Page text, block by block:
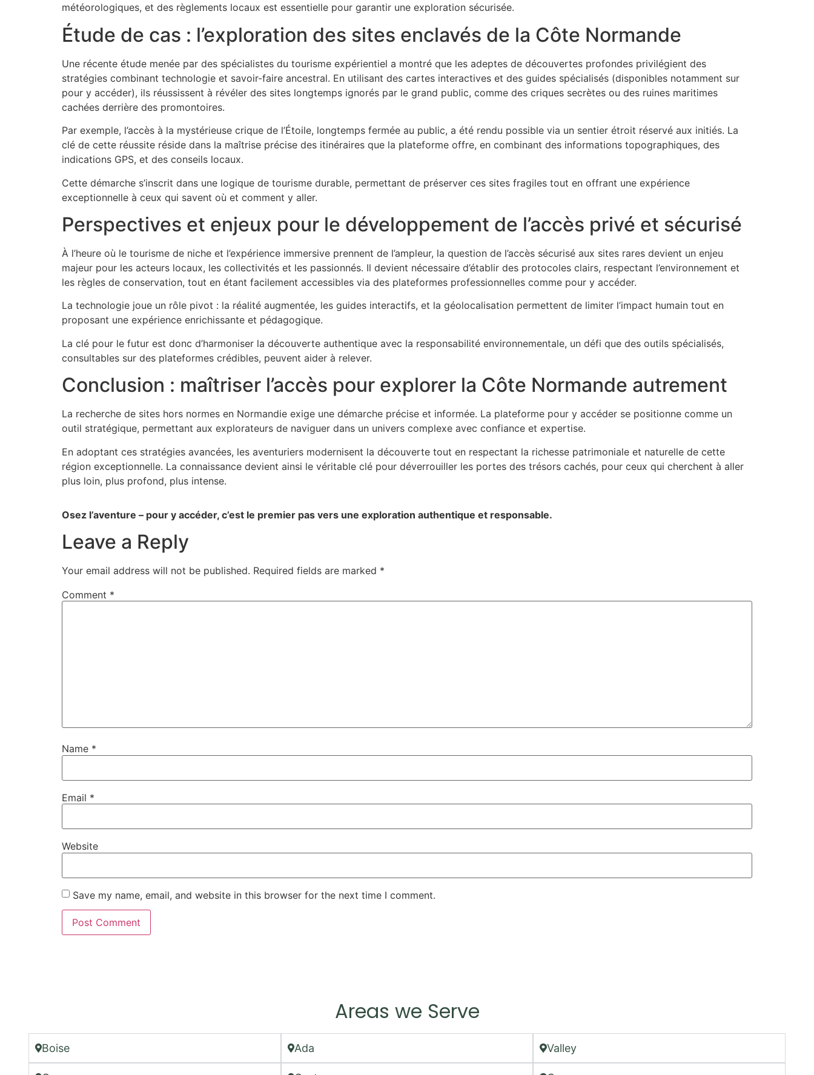
météorologiques, et des règlements locaux est essentielle pour garantir une exploration sécurisée.
Étude de cas : l’exploration des sites enclavés de la Côte Normande
Une récente étude menée par des spécialistes du tourisme expérientiel a montré que les adeptes de découvertes profondes privilégient des
stratégies combinant technologie et savoir-faire ancestral. En utilisant des cartes interactives et des guides spécialisés (disponibles notamment sur
pour y accéder), ils réussissent à révéler des sites longtemps ignorés par le grand public, comme des criques secrètes ou des ruines maritimes
cachées derrière des promontoires.
Par exemple, l’accès à la mystérieuse crique de l’Étoile, longtemps fermée au public, a été rendu possible via un sentier étroit réservé aux initiés. La
clé de cette réussite réside dans la maîtrise précise des itinéraires que la plateforme offre, en combinant des informations topographiques, des
indications GPS, et des conseils locaux.
Cette démarche s’inscrit dans une logique de tourisme durable, permettant de préserver ces sites fragiles tout en offrant une expérience
exceptionnelle à ceux qui savent où et comment y aller.
Perspectives et enjeux pour le développement de l’accès privé et sécurisé
À l’heure où le tourisme de niche et l’expérience immersive prennent de l’ampleur, la question de l’accès sécurisé aux sites rares devient un enjeu
majeur pour les acteurs locaux, les collectivités et les passionnés. Il devient nécessaire d’établir des protocoles clairs, respectant l’environnement et
les règles de conservation, tout en étant facilement accessibles via des plateformes professionnelles comme pour y accéder.
La technologie joue un rôle pivot : la réalité augmentée, les guides interactifs, et la géolocalisation permettent de limiter l’impact humain tout en
proposant une expérience enrichissante et pédagogique.
La clé pour le futur est donc d’harmoniser la découverte authentique avec la responsabilité environnementale, un défi que des outils spécialisés,
consultables sur des plateformes crédibles, peuvent aider à relever.
Conclusion : maîtriser l’accès pour explorer la Côte Normande autrement
La recherche de sites hors normes en Normandie exige une démarche précise et informée. La plateforme pour y accéder se positionne comme un
outil stratégique, permettant aux explorateurs de naviguer dans un univers complexe avec confiance et expertise.
En adoptant ces stratégies avancées, les aventuriers modernisent la découverte tout en respectant la richesse patrimoniale et naturelle de cette
région exceptionnelle. La connaissance devient ainsi le véritable clé pour déverrouiller les portes des trésors cachés, pour ceux qui cherchent à aller
plus loin, plus profond, plus intense.
Osez l’aventure – pour y accéder, c’est le premier pas vers une exploration authentique et responsable.
Leave a Reply
Your email address will not be published. Required fields are marked *
Comment *
Name *
Email *
Website
Save my name, email, and website in this browser for the next time I comment.
Areas we Serve
Boise Ada Valley